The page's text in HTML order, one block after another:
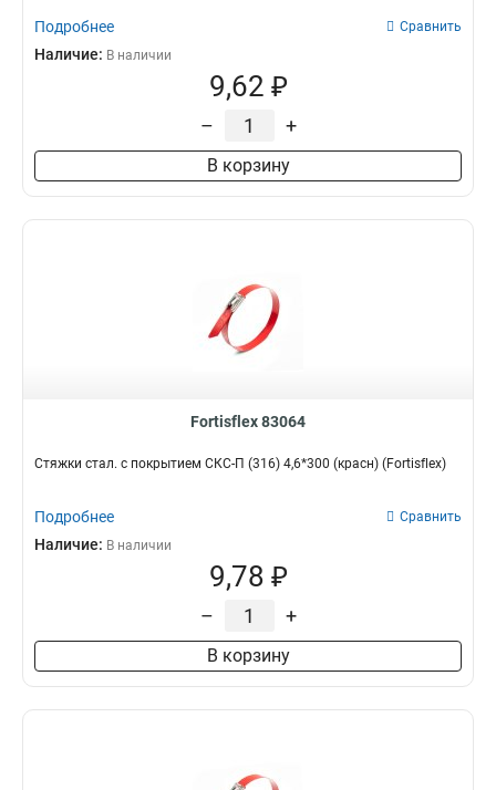
Подробнее Сравнить
Наличие: В наличии
9,62 ₽
– +
В корзину
Fortisflex 83064
Стяжки стал. с покрытием СКС-П (316) 4,6*300 (красн) (Fortisflex)
Подробнее Сравнить
Наличие: В наличии
9,78 ₽
– +
В корзину